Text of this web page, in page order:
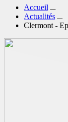
Accueil
Actualités
Clermont -